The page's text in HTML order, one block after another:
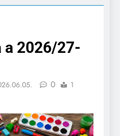
a 2026/27-
0
1